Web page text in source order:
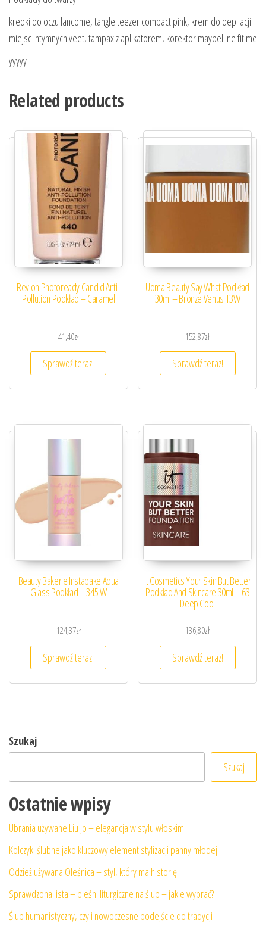
kredki do oczu lancome, tangle teezer compact pink, krem do depilacji
miejsc intymnych veet, tampax z aplikatorem, korektor maybelline fit me
yyyyy
Related products
Revlon Photoready Candid Anti-
Pollution Podkład – Caramel
41,40zł
Sprawdź teraz!
Uoma Beauty Say What Podkład
30ml – Bronze Venus T3W
152,87zł
Sprawdź teraz!
Beauty Bakerie Instabake Aqua
Glass Podkład – 345 W
124,37zł
Sprawdź teraz!
It Cosmetics Your Skin But Better
Podkład And Skincare 30ml – 63
Deep Cool
136,80zł
Sprawdź teraz!
Szukaj
Szukaj
Ostatnie wpisy
Ubrania używane Liu Jo – elegancja w stylu włoskim
Kolczyki ślubne jako kluczowy element stylizacji panny młodej
Odzież używana Oleśnica – styl, który ma historię
Sprawdzona lista – pieśni liturgiczne na ślub – jakie wybrać?
Ślub humanistyczny, czyli nowoczesne podejście do tradycji